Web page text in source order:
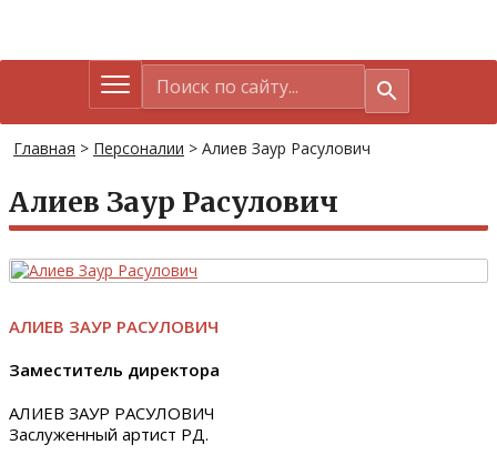
Главная > Персоналии > Алиев Заур Расулович
Алиев Заур Расулович
АЛИЕВ ЗАУР РАСУЛОВИЧ
Заместитель директора
АЛИЕВ ЗАУР РАСУЛОВИЧ
Заслуженный артист РД.